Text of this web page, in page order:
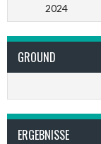
2024
GROUND
ERGEBNISSE